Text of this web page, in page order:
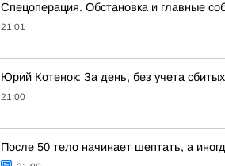
Спецоперация. Обстановка и главные
21:01
Юрий Котенок: За день, без учета
21:00
После 50 тело начинает шептать, а